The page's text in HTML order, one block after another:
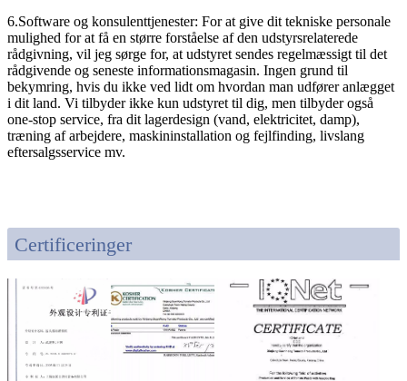
6.Software og konsulenttjenester: For at give dit tekniske personale
mulighed for at få en større forståelse af den udstyrsrelaterede
rådgivning, vil jeg sørge for, at udstyret sendes regelmæssigt til det
rådgivende og seneste informationsmagasin. Ingen grund til
bekymring, hvis du ikke ved lidt om hvordan man udfører anlægget
i dit land. Vi tilbyder ikke kun udstyret til dig, men tilbyder også
one-stop service, fra dit lagerdesign (vand, elektricitet, damp),
træning af arbejdere, maskininstallation og fejlfinding, livslang
eftersalgsservice mv.
Certificeringer